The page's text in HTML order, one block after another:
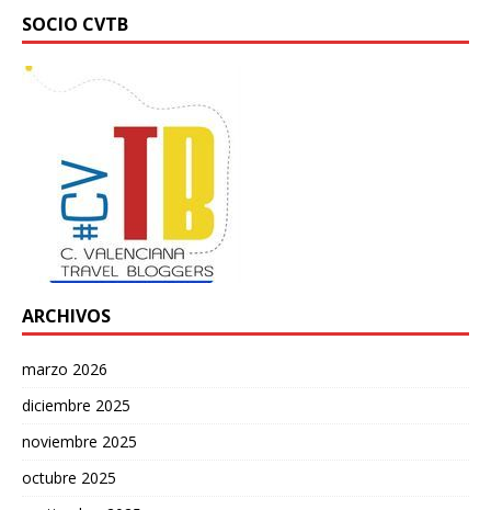
SOCIO CVTB
ARCHIVOS
marzo 2026
diciembre 2025
noviembre 2025
octubre 2025